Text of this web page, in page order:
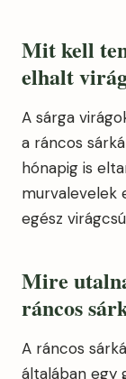
Mit kell
elhalt
A sárga
a ráncos
hónapig is
murvalevelek
egész
Mire
ráncos
A ráncos
általában egy